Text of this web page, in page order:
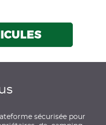
sécurisée pour